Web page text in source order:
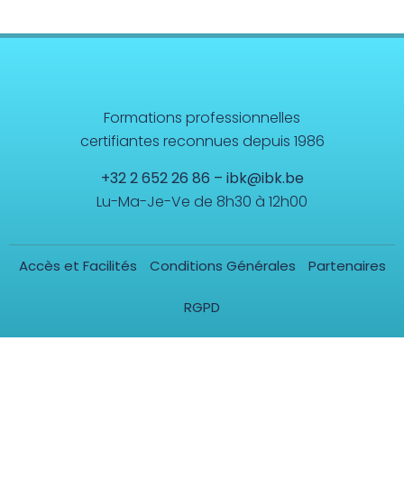
Formations professionnelles
certifiantes reconnues depuis 1986
+32 2 652 26 86 – ibk@ibk.be
Lu-Ma-Je-Ve de 8h30 à 12h00
Accès et Facilités Conditions Générales Partenaires
RGPD